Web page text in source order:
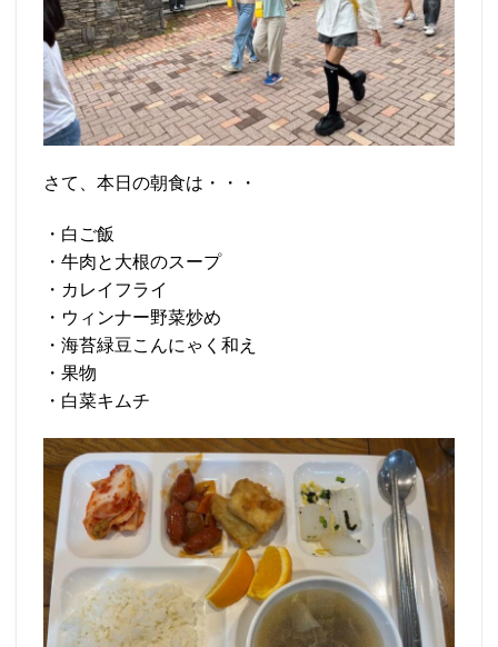
さて、本日の朝食は・・・
・白ご飯
・牛肉と大根のスープ
・カレイフライ
・ウィンナー野菜炒め
・海苔緑豆こんにゃく和え
・果物
・白菜キムチ